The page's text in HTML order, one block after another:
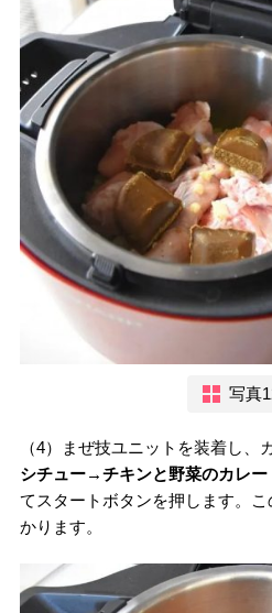
写真
（4）まぜ技ユニットを装着し、
シチュー→チキンと野菜のカレー
てスタートボタンを押します。
かります。